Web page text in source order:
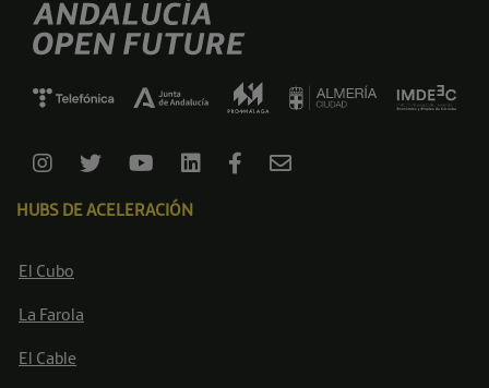
HUBS DE ACELERACIÓN
El Cubo
La Farola
El Cable